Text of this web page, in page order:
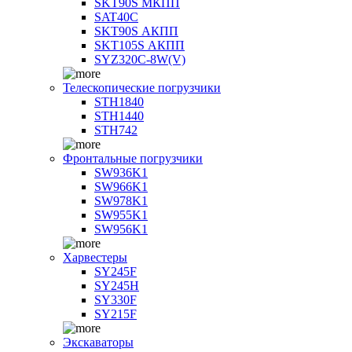
SAT40C
SKT90S АКПП
SKT105S АКПП
SYZ320C-8W(V)
Телескопические погрузчики
STH1840
STH1440
STH742
Фронтальные погрузчики
SW936K1
SW966K1
SW978K1
SW955K1
SW956K1
Харвестеры
SY245F
SY245H
SY330F
SY215F
Экскаваторы